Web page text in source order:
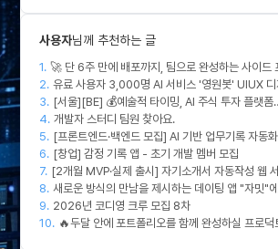
사용자님께 추천하는 글
1. 🚀 단 6주 만에 배포까지, 팀으로 완성하는 사이드
젝트 [스위프 웹 15기] 🚀
2. 유료 사용자 3,000명 AI 서비스 '영원봇' UIUX 디
팀원 모집
3. [서울][BE] 💰예술적 타이밍, AI 주식 투자 플랫폼
(Spring)
4. 개발자 스터디 팀원 찾아요.
5. [프론트엔드·백엔드 모집] AI 기반 업무기록 자동
스 MVP 개발
6. [창업] 감정 기록 앱 - 초기 개발 멤버 모집
7. [2개월 MVP·실제 출시] 자기소개서 자동작성 웹
디자이너·프론트엔드·백엔드·AI 엔지니어 모집
8. 새로운 방식의 만남을 제시하는 데이팅 앱 "자밋"
발자를 모십니다.
9. 2026년 코디영 크루 모집 8차
10. 🔥두달 안에 포트폴리오를 함께 완성하실 프로덕